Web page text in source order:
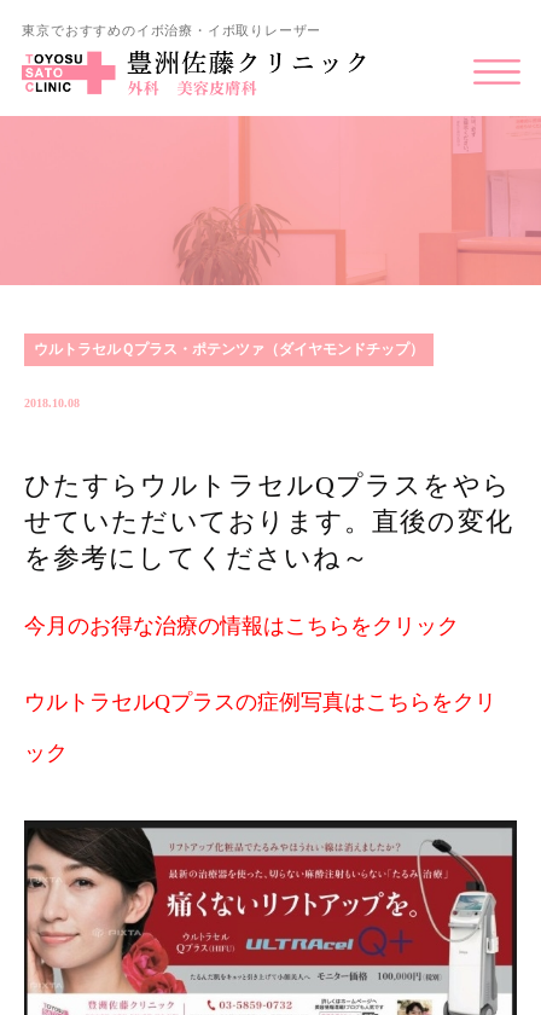
東京でおすすめのイボ治療・イボ取りレーザー
ウルトラセルＱプラス・ポテンツァ（ダイヤモンドチップ）
2018.10.08
ひたすらウルトラセルQプラスをやら
せていただいております。直後の変化
を参考にしてくださいね～
今月のお得な治療の情報はこちらをクリック
ウルトラセルQプラスの症例写真はこちらをクリ
ック